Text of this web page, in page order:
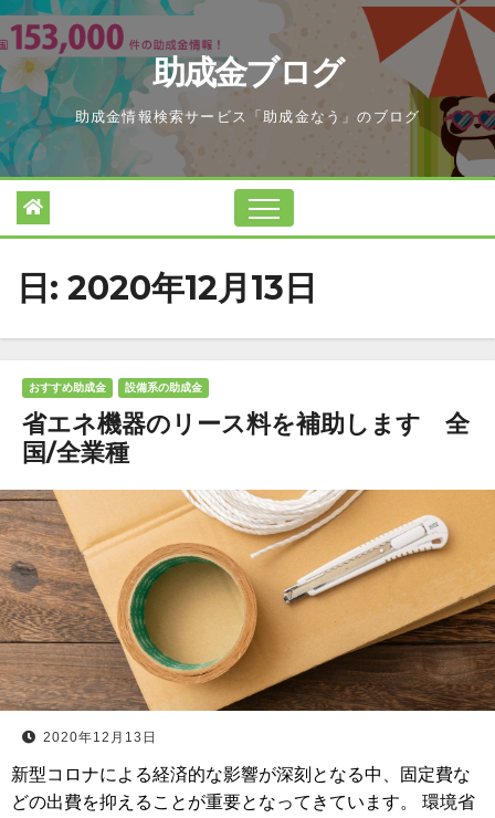
Skip
to
content
助成金ブログ
助成金情報検索サービス「助成金なう」のブログ
日: 2020年12月13日
おすすめ助成金 設備系の助成金
省エネ機器のリース料を補助します 全
国/全業種
2020年12月13日
新型コロナによる経済的な影響が深刻となる中、固定費な
どの出費を抑えることが重要となってきています。 環境省